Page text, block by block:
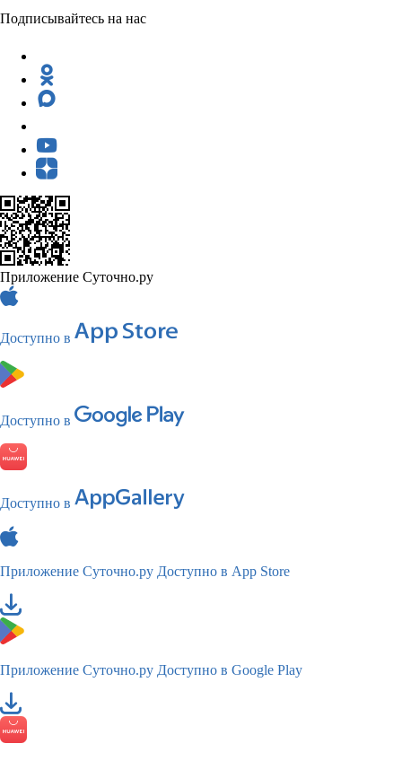
Подписывайтесь на нас
Приложение Суточно.ру
Доступно в
Доступно в
Доступно в
Приложение Суточно.ру Доступно в App Store
Приложение Суточно.ру Доступно в Google Play